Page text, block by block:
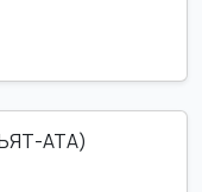
АТА)